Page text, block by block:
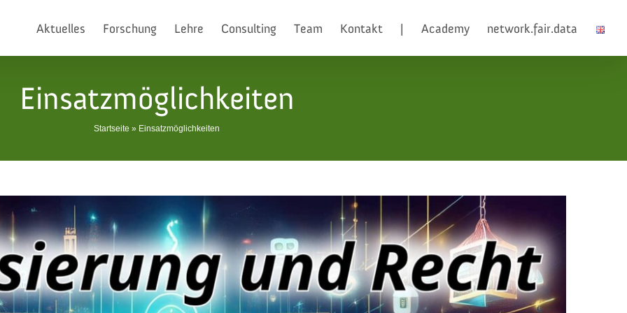
Aktuelles Forschung Lehre Consulting Team Kontakt Academy network.fair.data
Einsatzmöglichkeiten
Startseite » Einsatzmöglichkeiten